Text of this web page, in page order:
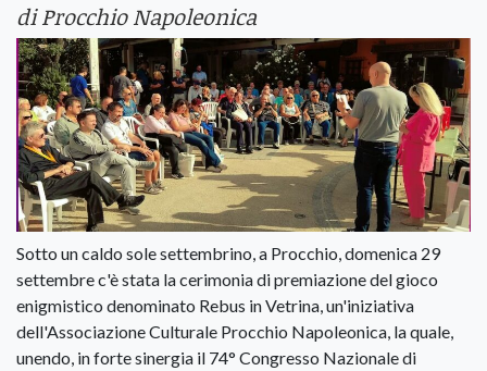
di Procchio Napoleonica
Sotto un caldo sole settembrino, a Procchio, domenica 29
settembre c'è stata la cerimonia di premiazione del gioco
enigmistico denominato Rebus in Vetrina, un'iniziativa
dell'Associazione Culturale Procchio Napoleonica, la quale,
unendo, in forte sinergia il 74° Congresso Nazionale di